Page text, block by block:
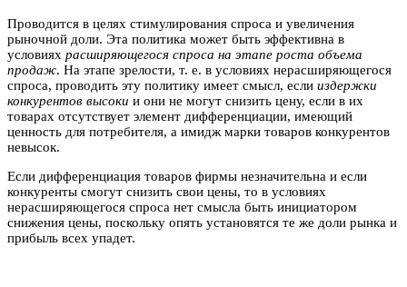
Проводится в целях стимулирования спроса и увеличения
рыночной доли. Эта политика может быть эффективна в
условиях расширяющегося спроса на этапе роста объема
продаж. На этапе зрелости, т. е. в условиях нерасширяющегося
спроса, проводить эту политику имеет смысл, если издержки
конкурентов высоки и они не могут снизить цену, если в их
товарах отсутствует элемент дифференциации, имеющий
ценность для потребителя, а имидж марки товаров конкурентов
невысок.
Если дифференциация товаров фирмы незначительна и если
конкуренты смогут снизить свои цены, то в условиях
нерасширяющегося спроса нет смысла быть инициатором
снижения цены, поскольку опять установятся те же доли рынка и
прибыль всех упадет.